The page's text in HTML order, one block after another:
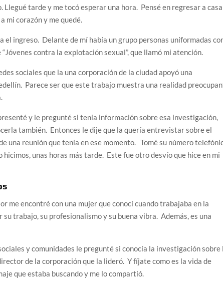
tarde y me tocó esperar una hora. Pensé en regresar a
mi corazón y me quedé.
el ingreso. Delante de mí había un grupo personas uniformadas
contra la explotación sexual”, que llamó mi atención.
sociales que la una corporación de la ciudad apoyó una
Parece ser que este trabajo muestra una realidad
y le pregunté si tenía información sobre esa investigación,
también. Entonces le dije que la quería entrevistar sobre el
una reunión que tenía en ese momento. Tomé su número
unas horas más tarde. Este fue otro desvío que hice en mi
me encontré con una mujer que conocí cuando trabajaba en la
trabajo, su profesionalismo y su buena vibra. Además, es una
y comunidades le pregunté si conocía la investigación sobre
de la corporación que la lideró. Y fíjate como es la vida de
que estaba buscando y me lo compartió.